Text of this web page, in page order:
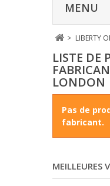
MENU
> LIBERTY
LISTE DE
LONDON
Pas de
fabricant.
MEILLEURES